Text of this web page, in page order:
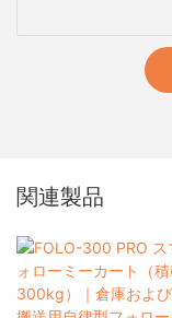
関連製品